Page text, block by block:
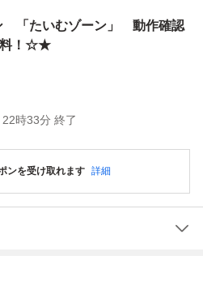
ア】313
たいむゾーン」 動作確認
料！☆★
時33分 終了
ンを受け取れます 詳細